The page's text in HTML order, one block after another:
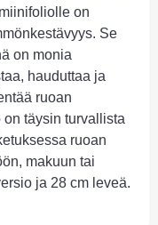
on
Se
on monia
hauduttaa ja
ruoan
täysin turvallista
ruoan
makuun tai
ja 28 cm leveä.